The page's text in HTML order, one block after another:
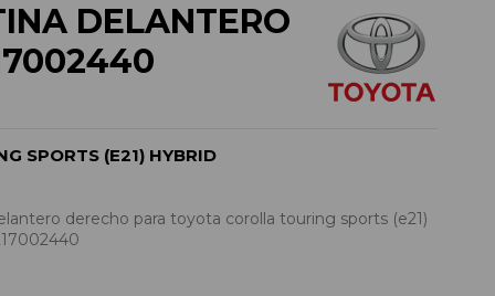
DELANTERO
SPORTS (E21) HYBRID
derecho para toyota corolla touring sports (e21)